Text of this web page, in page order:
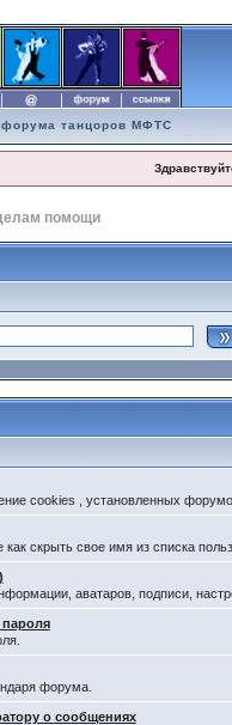
танцоров МФТС
помощи
cookies , установленных
как скрыть свое имя из списка
аватаров, подписи,
пароля
форума.
о сообщениях